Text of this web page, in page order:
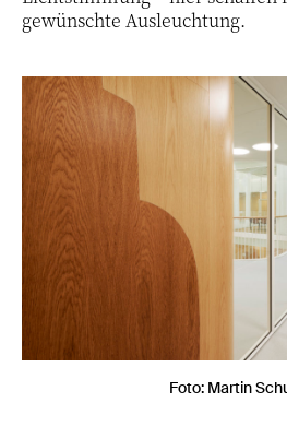
gewünschte Ausleuchtung.
Foto: Martin